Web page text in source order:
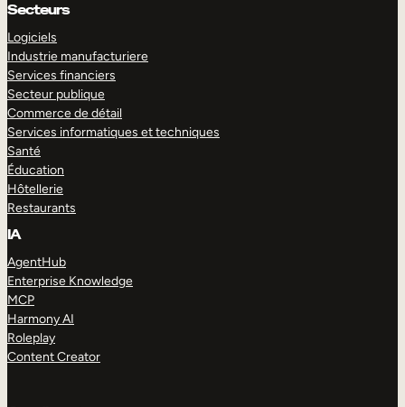
Secteurs
Logiciels
Industrie manufacturiere
Services financiers
Secteur publique
Commerce de détail
Services informatiques et techniques
Santé
Éducation
Hôtellerie
Restaurants
IA
AgentHub
Enterprise Knowledge
MCP
Harmony AI
Roleplay
Content Creator